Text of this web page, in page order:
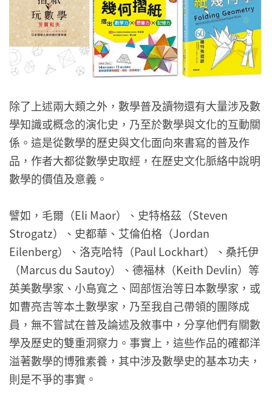
除了上述兩大類之外，數學普及讀物還有大量涉及數
學知識或概念的演化史，乃至於數學與文化的互動關
係。這是從數學的歷史與文化面向來書寫的普及作
品，作者大都從數學史取經，在歷史文化脈絡中說明
數學的價值及意義。
譬如，毛爾（Eli Maor）、史特格茲（Steven
Strogatz）、史都華、艾倫伯格（Jordan
Eilenberg）、洛克哈特（Paul Lockhart）、桑托伊
（Marcus du Sautoy）、德福林（Keith Devlin）等
英美數學家、小島寬之、岡部恆治等日本數學家，或
如曹亮吉等本土數學家，乃至我自己帶領的團隊成
員，無不嘗試在普及論述及敘事中，分享他們有關數
學及歷史的雙重洞察力。事實上，這些作品的確都洋
溢著數學的博雅素養，其中涉及數學史的基本功夫，
則是不爭的事實。